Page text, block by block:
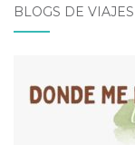
BLOGS DE